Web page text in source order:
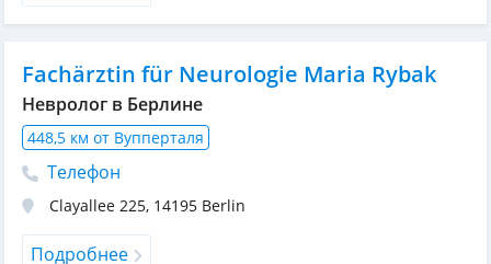
Fachärztin für Neurologie Maria Rybak
Невролог в Берлине
448,5 км от Вупперталя
Телефон
Clayallee 225, 14195 Berlin
Подробнее